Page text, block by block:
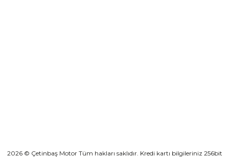
2026 © Çetinbaş Motor Tüm hakları saklıdır. Kredi kartı bilgileriniz 256bit